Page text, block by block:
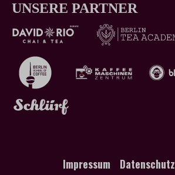
UNSERE PARTNER
Impressum Datenschutz